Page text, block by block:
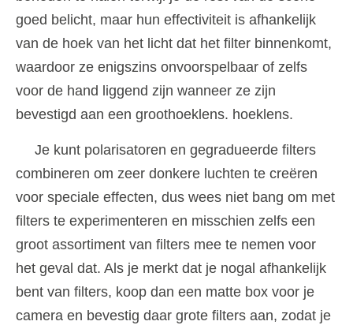
goed belicht, maar hun effectiviteit is afhankelijk
van de hoek van het licht dat het filter binnenkomt,
waardoor ze enigszins onvoorspelbaar of zelfs
voor de hand liggend zijn wanneer ze zijn
bevestigd aan een groothoeklens. hoeklens.
Je kunt polarisatoren en gegradueerde filters
combineren om zeer donkere luchten te creëren
voor speciale effecten, dus wees niet bang om met
filters te experimenteren en misschien zelfs een
groot assortiment van filters mee te nemen voor
het geval dat. Als je merkt dat je nogal afhankelijk
bent van filters, koop dan een matte box voor je
camera en bevestig daar grote filters aan, zodat je